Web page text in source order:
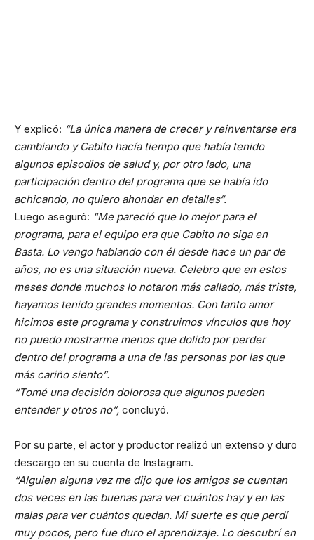
Y explicó: “La única manera de crecer y reinventarse era
cambiando y Cabito hacía tiempo que había tenido
algunos episodios de salud y, por otro lado, una
participación dentro del programa que se había ido
achicando, no quiero ahondar en detalles“.
Luego aseguró: “Me pareció que lo mejor para el
programa, para el equipo era que Cabito no siga en
Basta. Lo vengo hablando con él desde hace un par de
años, no es una situación nueva. Celebro que en estos
meses donde muchos lo notaron más callado, más triste,
hayamos tenido grandes momentos. Con tanto amor
hicimos este programa y construimos vínculos que hoy
no puedo mostrarme menos que dolido por perder
dentro del programa a una de las personas por las que
más cariño siento”.
“Tomé una decisión dolorosa que algunos pueden
entender y otros no”, concluyó.
Por su parte, el actor y productor realizó un extenso y duro
descargo en su cuenta de Instagram.
“Alguien alguna vez me dijo que los amigos se cuentan
dos veces en las buenas para ver cuántos hay y en las
malas para ver cuántos quedan. Mi suerte es que perdí
muy pocos, pero fue duro el aprendizaje. Lo descubrí en